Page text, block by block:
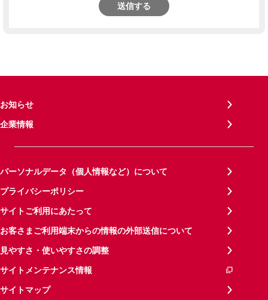
送信する
お知らせ
企業情報
パーソナルデータ（個人情報など）について
プライバシーポリシー
サイトご利用にあたって
お客さまご利用端末からの情報の外部送信について
見やすさ・使いやすさの調整
サイトメンテナンス情報
サイトマップ